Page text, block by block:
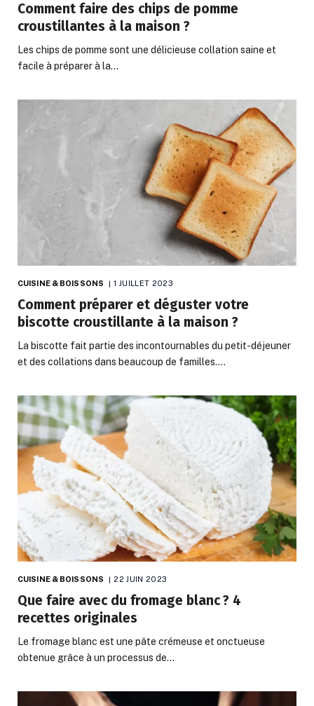
Comment faire des chips de pomme
croustillantes à la maison ?
Les chips de pomme sont une délicieuse collation saine et
facile à préparer à la…
CUISINE & BOISSONS 1 JUILLET 2023
Comment préparer et déguster votre
biscotte croustillante à la maison ?
La biscotte fait partie des incontournables du petit-déjeuner
et des collations dans beaucoup de familles.…
CUISINE & BOISSONS 22 JUIN 2023
Que faire avec du fromage blanc ? 4
recettes originales
Le fromage blanc est une pâte crémeuse et onctueuse
obtenue grâce à un processus de…